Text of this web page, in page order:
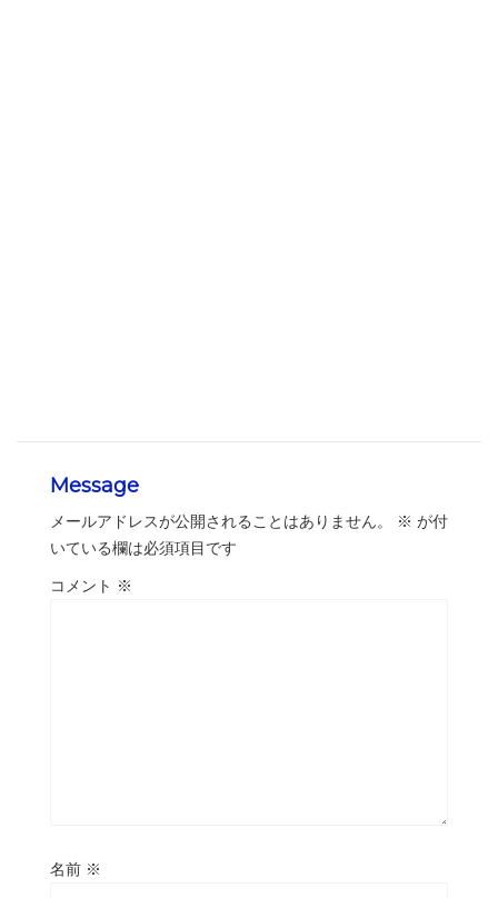
Message
メールアドレスが公開されることはありません。 ※ が付
いている欄は必須項目です
コメント ※
名前 ※